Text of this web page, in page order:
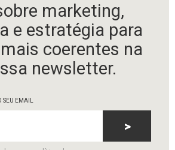
marketing,
e estratégia para
coerentes na
newsletter.
EMAIL
>